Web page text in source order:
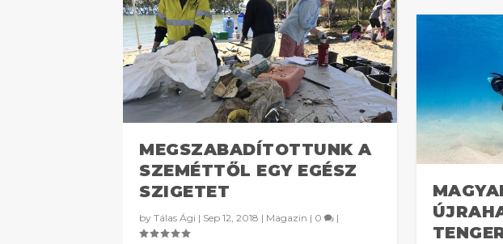
MEGSZABADÍTOTTUNK A
SZEMÉTTŐL EGY EGÉSZ
SZIGETET
by Tálas Ági | Sep 12, 2018 | Magazin | 0 |